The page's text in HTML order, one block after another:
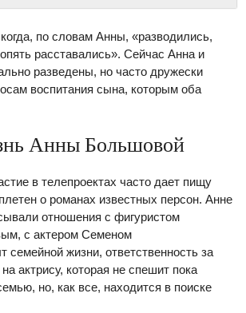
по словам Анны, «разводились,
расставались». Сейчас Анна и
разведены, но часто дружески
воспитания сына, которым оба
Анны Большовой
в телепроектах часто дает пищу
о романах известных персон. Анне
отношения с фигуристом
с актером Семеном
жизни, ответственность за
актрису, которая не спешит пока
но, как все, находится в поиске